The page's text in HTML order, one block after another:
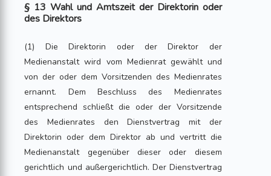
§ 13 Wahl und Amtszeit der Direktorin oder
des Direktors
(1) Die Direktorin oder der Direktor der
Medienanstalt wird vom Medienrat gewählt und
von der oder dem Vorsitzenden des Medienrates
ernannt. Dem Beschluss des Medienrates
entsprechend schließt die oder der Vorsitzende
des Medienrates den Dienstvertrag mit der
Direktorin oder dem Direktor ab und vertritt die
Medienanstalt gegenüber dieser oder diesem
gerichtlich und außergerichtlich. Der Dienstvertrag